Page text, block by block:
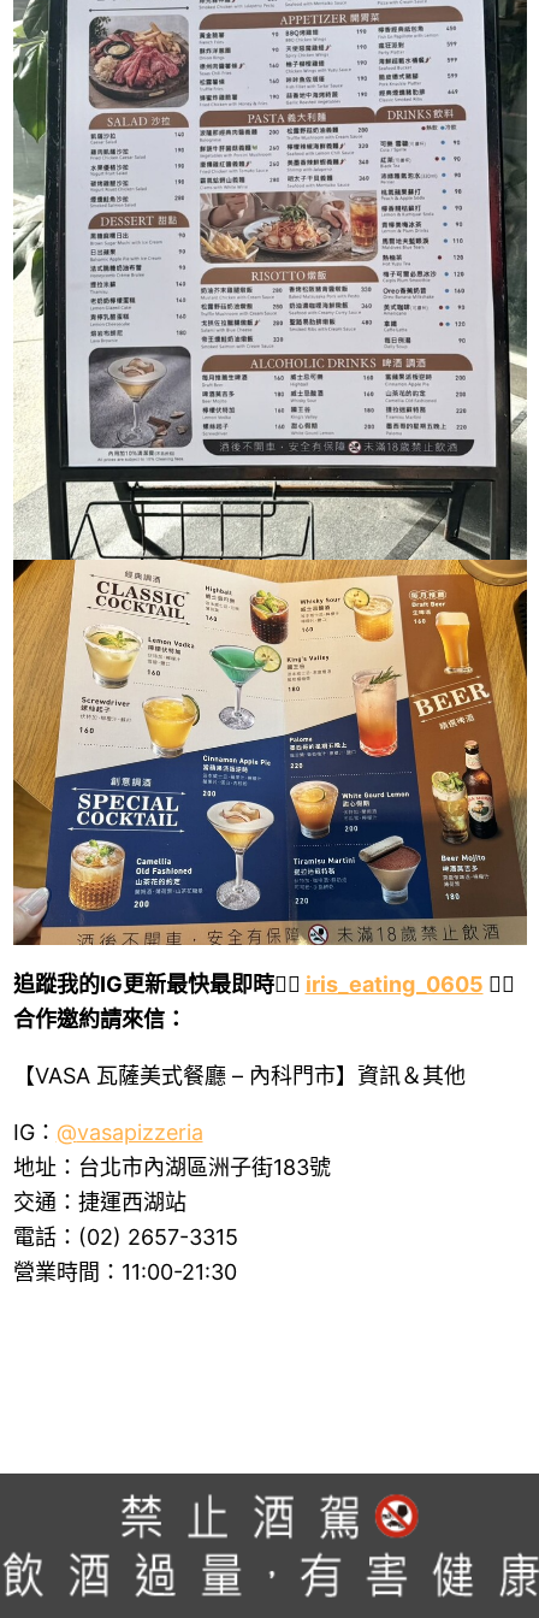
追蹤我的IG更新最快最即時👉🏻 iris_eating_0605 👈🏻
合作邀約請來信：
【VASA 瓦薩美式餐廳 – 內科門市】資訊＆其他
IG： @vasapizzeria
地址：台北市內湖區洲子街183號
交通：捷運西湖站
電話：(02) 2657-3315
營業時間：11:00-21:30